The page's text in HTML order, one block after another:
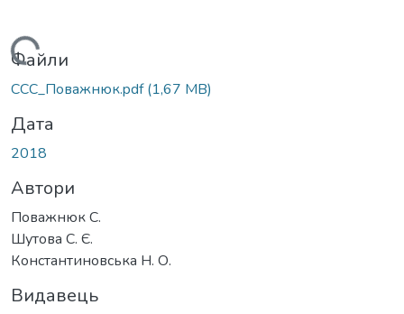
Файли
ССС_Поважнюк.pdf(1,67 MB)
Дата
2018
Автори
Поважнюк С.
Шутова С. Є.
Константиновська Н. О.
Видавець